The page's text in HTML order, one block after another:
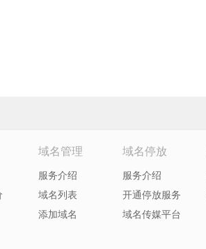
域名管理
服务介绍
域名列表
添加域名
域名停放
服务介绍
开通停放服务
域名传媒平台